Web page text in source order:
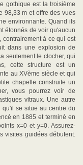
gothique est la troisième
98,33 m et offre des vues
environnante. Quand ils
étonnés de voir qu'aucun
contrairement à ce qui est
dans une explosion de
seulement le clocher, qui
cette structure est un
au XVème siècle et qui
chapelle construite un
vous pourrez voir de
vitraux. Une autre
qu'il se situe au centre du
en 1885 et terminé en
x=0 et y=0. Assurez-
visites guidées débutent.